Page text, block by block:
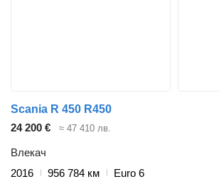
Scania R 450 R450
24 200 €
≈ 47 410 лв.
Влекач
2016
956 784 км Euro 6